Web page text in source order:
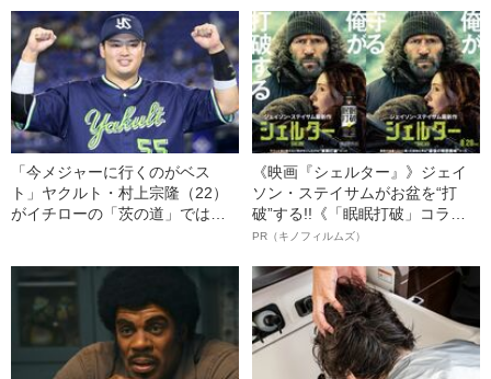
「今メジャーに行くのがベス
ト」ヤクルト・村上宗隆（22）
がイチローの「茨の道」ではな
《映画『シェルター』》ジェイ
ソン・ステイサムがお盆を“打
破”する!!《「眠眠打破」コラ
ボ》
PR（キノフィルムズ）